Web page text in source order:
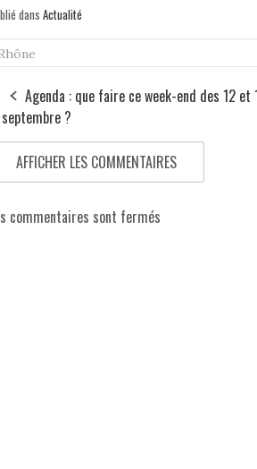
dans Actualité
Agenda : que faire ce week-end des 12 et
septembre ?
AFFICHER LES COMMENTAIRES
commentaires sont fermés